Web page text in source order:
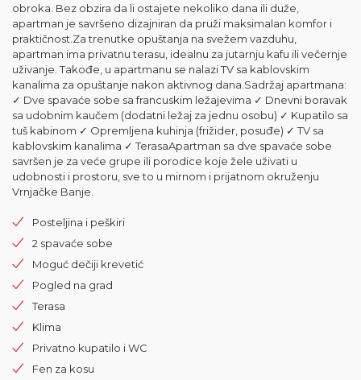
obroka. Bez obzira da li ostajete nekoliko dana ili duže,
apartman je savršeno dizajniran da pruži maksimalan komfor i
praktičnost.Za trenutke opuštanja na svežem vazduhu,
apartman ima privatnu terasu, idealnu za jutarnju kafu ili večernje
uživanje. Takođe, u apartmanu se nalazi TV sa kablovskim
kanalima za opuštanje nakon aktivnog dana.Sadržaj apartmana:
✓ Dve spavaće sobe sa francuskim ležajevima ✓ Dnevni boravak
sa udobnim kaučem (dodatni ležaj za jednu osobu) ✓ Kupatilo sa
tuš kabinom ✓ Opremljena kuhinja (frižider, posuđe) ✓ TV sa
kablovskim kanalima ✓ TerasaApartman sa dve spavaće sobe
savršen je za veće grupe ili porodice koje žele uživati u
udobnosti i prostoru, sve to u mirnom i prijatnom okruženju
Vrnjačke Banje.
Posteljina i peškiri
2 spavaće sobe
Moguć dečiji krevetić
Pogled na grad
Terasa
Klima
Privatno kupatilo i WC
Fen za kosu